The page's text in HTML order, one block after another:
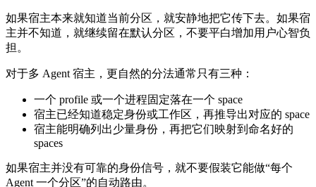
如果宿主本来就知道当前分区，就安静地把它传下去。如果宿
主并不知道，就继续留在默认分区，不要平白增加用户心智负
担。
对于多 Agent 宿主，更自然的分法通常只有三种：
一个 profile 或一个进程固定落在一个 space
宿主已经知道稳定身份或工作区，再推导出对应的 space
宿主能明确列出少量身份，再把它们映射到命名好的
spaces
如果宿主并没有可靠的身份信号，就不要假装它能做“每个
Agent 一个分区”的自动路由。